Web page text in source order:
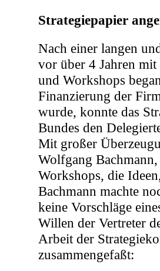
Strategiepapier
Nach einer langen
vor über 4 Jahren
und Workshops
Finanzierung der
wurde, konnte das
Bundes den
Mit großer
Wolfgang
Workshops, die
Bachmann machte
keine Vorschläge
Willen der Vertreter
Arbeit der
zusammengefaßt: